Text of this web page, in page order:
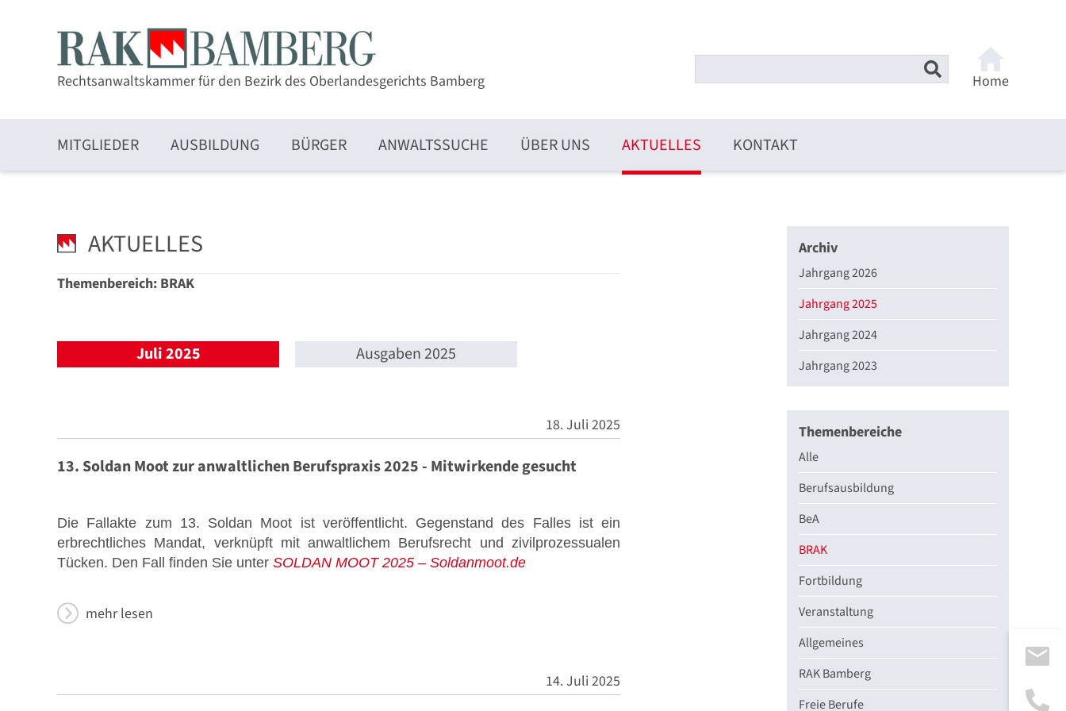
Rechtsanwaltskammer für den Bezirk des Oberlandesgerichts Bamberg Home
MITGLIEDER
Stellenmarkt
Formulare zum Download
AUSBILDUNG BÜRGER ANWALTSSUCHE ÜBER UNS AKTUELLES KONTAKT
AKTUELLES
Themenbereich: BRAK
Juli 2025 Ausgaben 2025
18. Juli 2025
13. Soldan Moot zur anwaltlichen Berufspraxis 2025 - Mitwirkende gesucht
Die Fallakte zum 13. Soldan Moot ist veröffentlicht. Gegenstand des Falles ist ein
erbrechtliches Mandat, verknüpft mitanwaltlichem Berufsrecht und zivilprozessualen
Tücken. Den Fall finden Sie unter SOLDAN MOOT 2025 – Soldanmoot.de
mehr lesen
14. Juli 2025
Archiv
Jahrgang 2026
Jahrgang 2025
Jahrgang 2024
Jahrgang 2023
Themenbereiche
Alle
Berufsausbildung
BeA
BRAK
Fortbildung
Veranstaltung
Allgemeines
RAK Bamberg
Freie Berufe